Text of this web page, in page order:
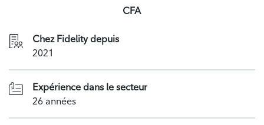
CFA
Chez Fidelity depuis
2021
Expérience dans le secteur
26 années